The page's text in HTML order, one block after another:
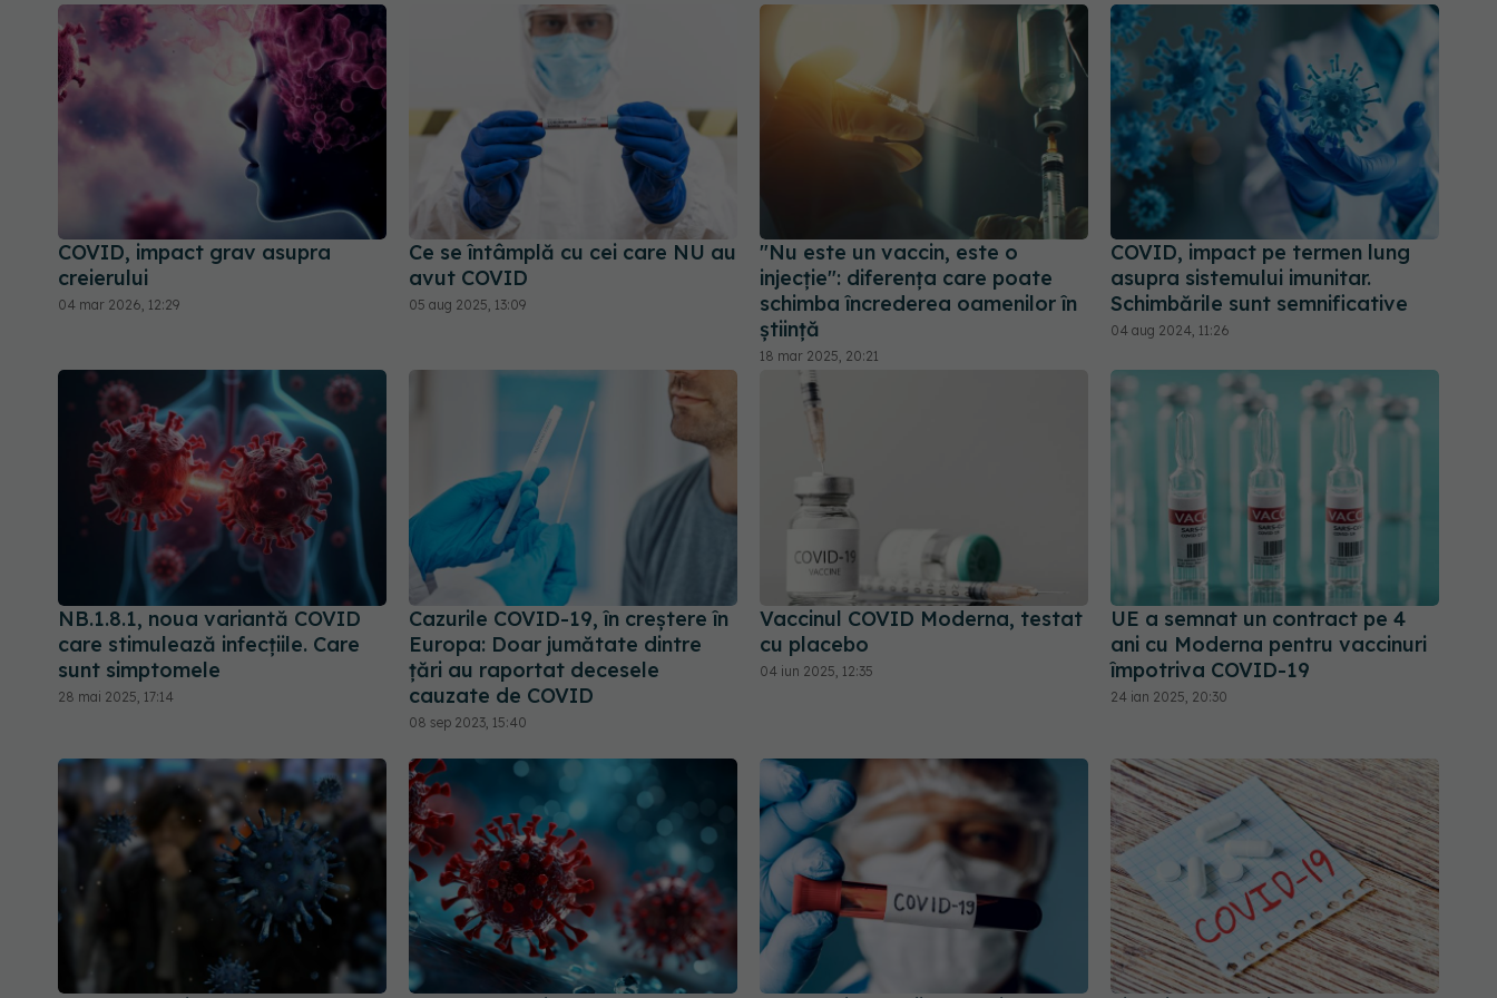
COVID, impact grav asupra
creierului
04 mar 2026, 12:29
Ce se întâmplă cu cei care NU au
avut COVID
05 aug 2025, 13:09
"Nu este un vaccin, este o
injecție": diferența care poate
schimba încrederea oamenilor în
știință
18 mar 2025, 20:21
COVID, impact pe termen lung
asupra sistemului imunitar.
Schimbările sunt semnificative
04 aug 2024, 11:26
NB.1.8.1, noua variantă COVID
care stimulează infecțiile. Care
sunt simptomele
28 mai 2025, 17:14
Cazurile COVID-19, în creștere în
Europa: Doar jumătate dintre
țări au raportat decesele
cauzate de COVID
08 sep 2023, 15:40
Vaccinul COVID Moderna, testat
cu placebo
04 iun 2025, 12:35
UE a semnat un contract pe 4
ani cu Moderna pentru vaccinuri
împotriva COVID-19
24 ian 2025, 20:30